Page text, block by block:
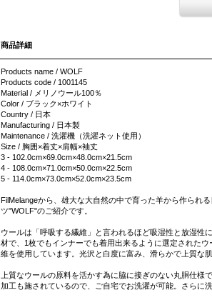
商品詳細
Products name / WOLF
Products code / 1001145
Material / メリノウール100％
Color / ブラック×ホワイト
Country / 日本
Manufacturing / 日本製
Maintenance / 洗濯機（洗濯ネット使用）
Size / 胸囲×着丈×肩幅×袖丈
3 - 102.0cm×69.0cm×48.0cm×21.5cm
4 - 108.0cm×71.0cm×50.0cm×22.5cm
5 - 114.0cm×73.0cm×52.0cm×23.5cm
FilMelangeから、雄大な大自然の中で育った羊から作られ
ツ"WOLF"のご紹介です。
ウールは「呼吸する繊維」と言われるほど吸湿性と放湿性
材で、1枚でもインナーでも着用出来るように選定された
維を使用しています。光沢と白度に富み、滑らかで上質な肌
上質なウールの原料を活かす為に脇に接ぎのない丸胴仕
加工も施されているので、ご自宅でお洗濯が可能。さらに